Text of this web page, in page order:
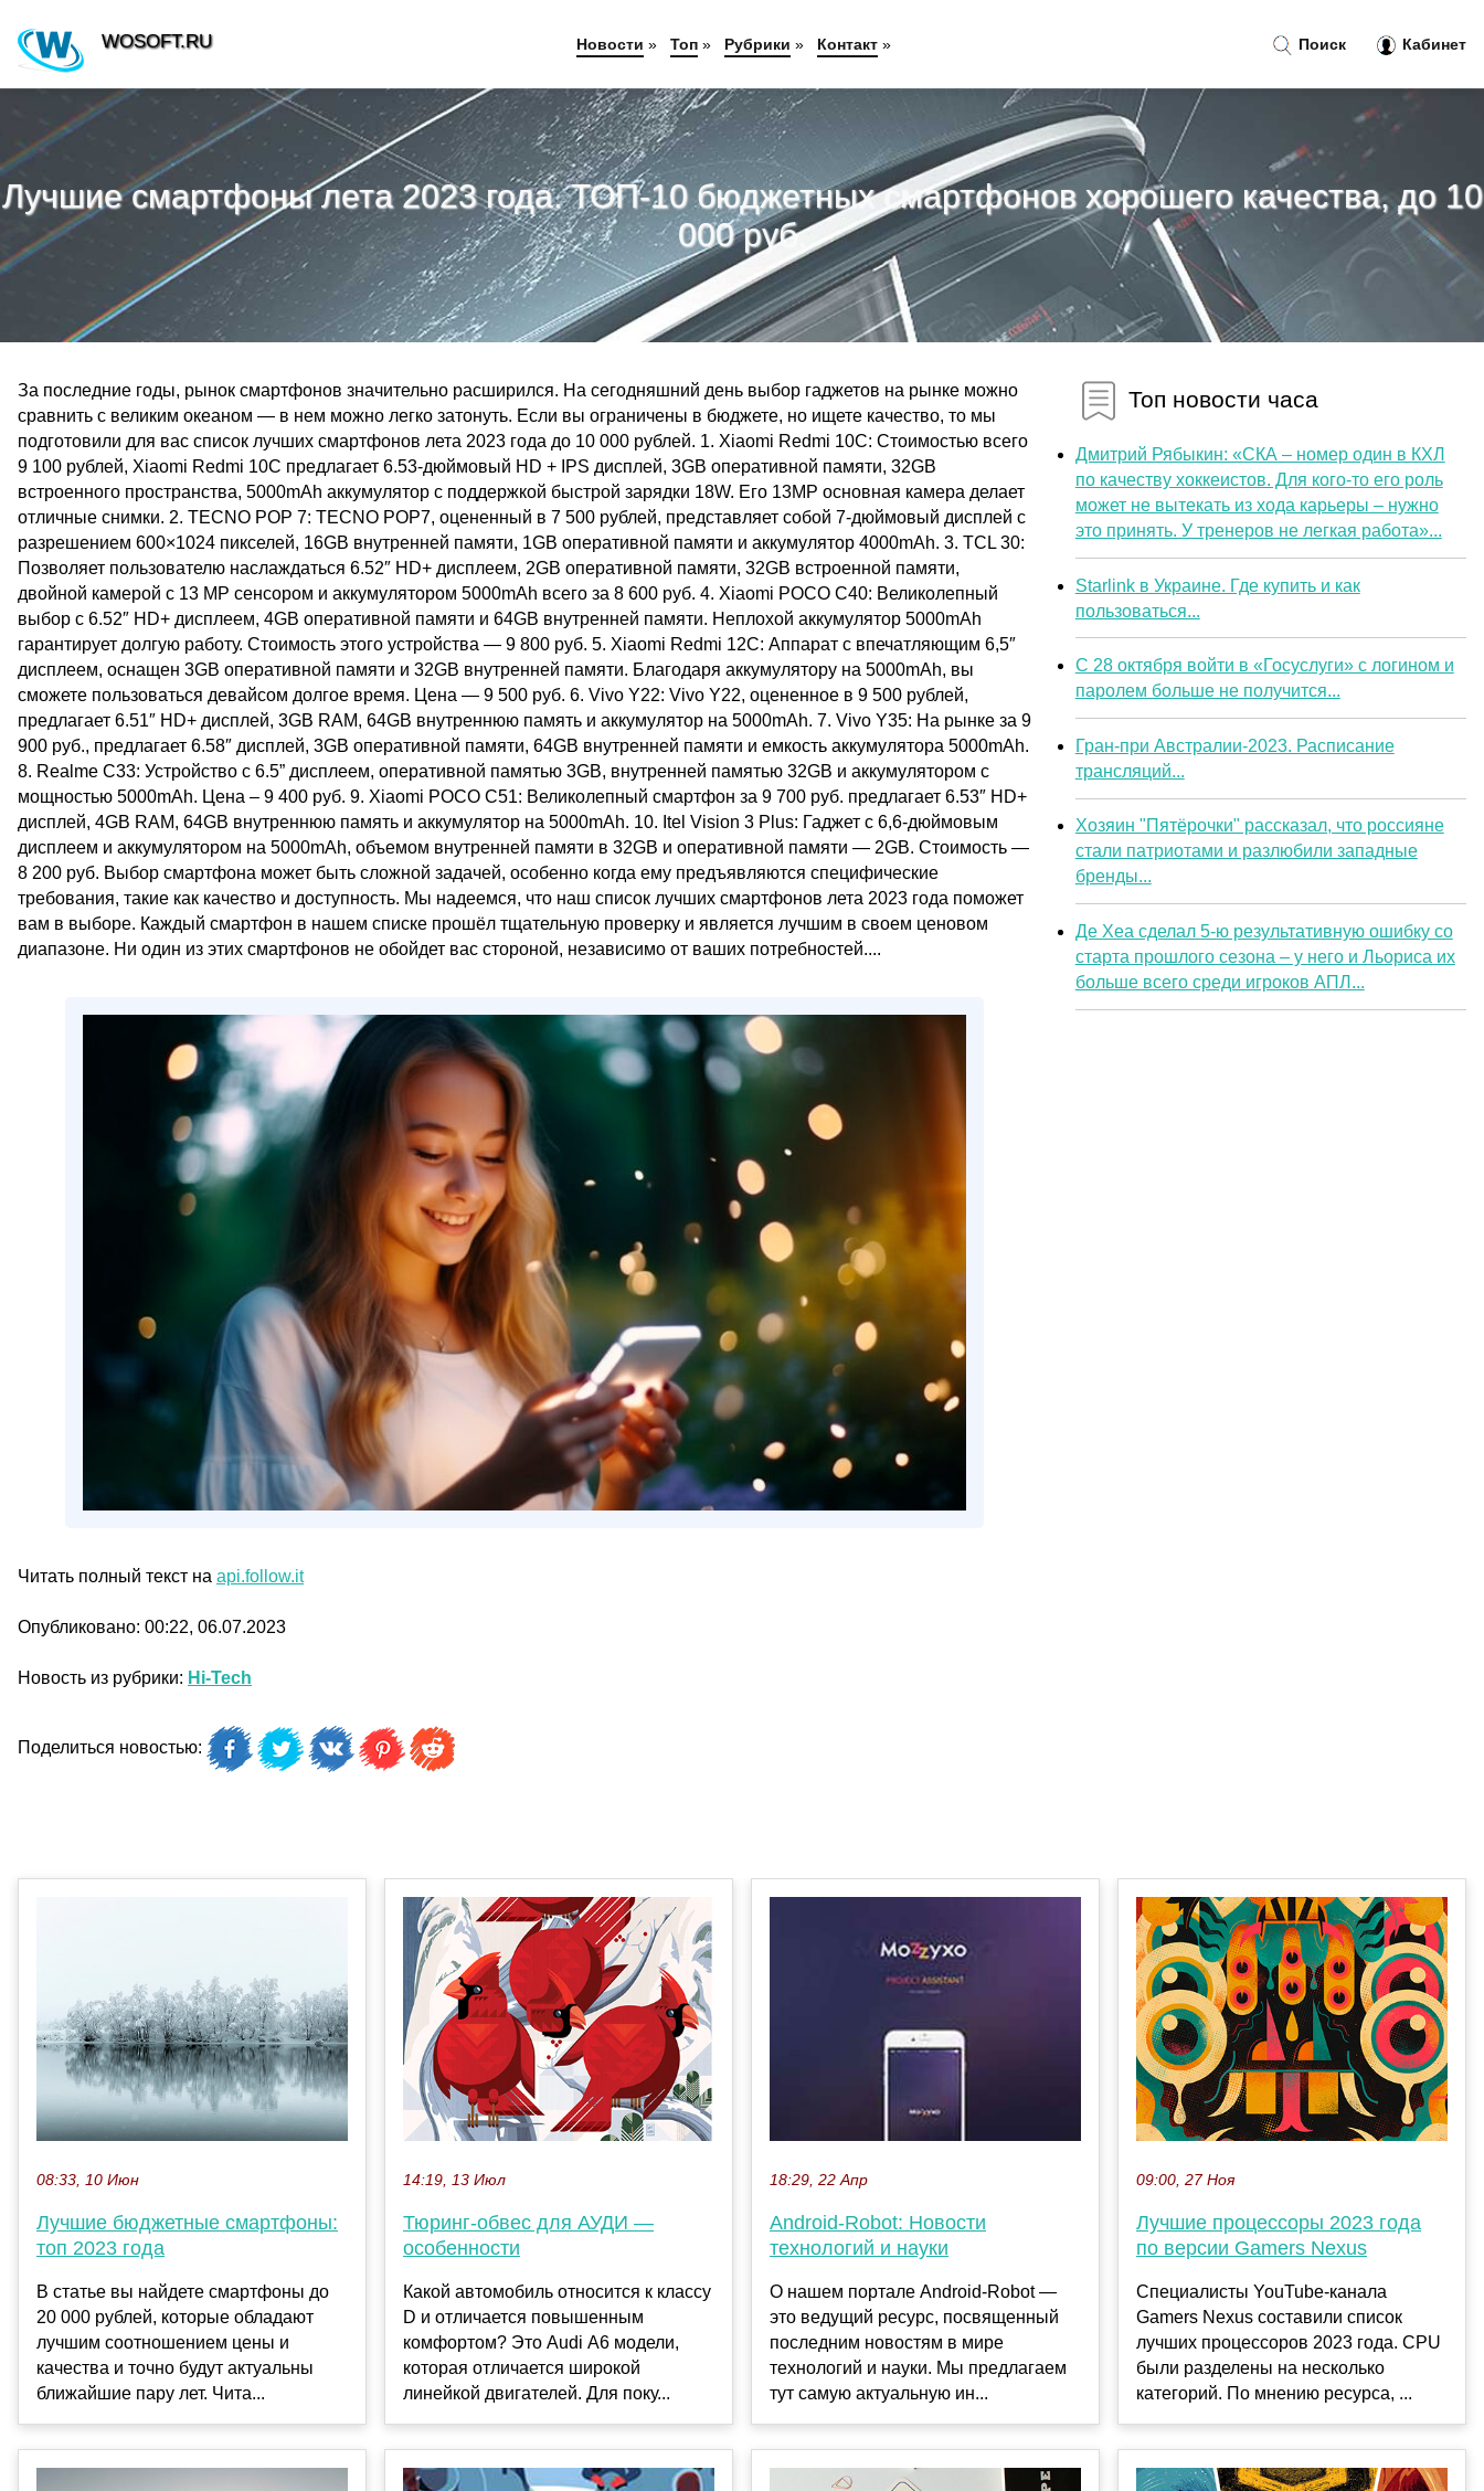
Лучшие смартфоны лета 2023 года. ТОП-10 бюджетных смартфонов хорошего качества, до 10
000 руб.
За последние годы, рынок смартфонов значительно расширился. На сегодняшний день выбор гаджетов на рынке можно
сравнить с великим океаном — в нем можно легко затонуть. Если вы ограничены в бюджете, но ищете качество, то мы
подготовили для вас список лучших смартфонов лета 2023 года до 10 000 рублей. 1. Xiaomi Redmi 10C: Стоимостью всего
9 100 рублей, Xiaomi Redmi 10C предлагает 6.53-дюймовый HD + IPS дисплей, 3GB оперативной памяти, 32GB
встроенного пространства, 5000mAh аккумулятор с поддержкой быстрой зарядки 18W. Его 13MP основная камера делает
отличные снимки. 2. TECNO POP 7: TECNO POP7, оцененный в 7 500 рублей, представляет собой 7-дюймовый дисплей с
разрешением 600×1024 пикселей, 16GB внутренней памяти, 1GB оперативной памяти и аккумулятор 4000mAh. 3. TCL 30:
Позволяет пользователю наслаждаться 6.52″ HD+ дисплеем, 2GB оперативной памяти, 32GB встроенной памяти,
двойной камерой с 13 MP сенсором и аккумулятором 5000mAh всего за 8 600 руб. 4. Xiaomi POCO C40: Великолепный
выбор с 6.52″ HD+ дисплеем, 4GB оперативной памяти и 64GB внутренней памяти. Неплохой аккумулятор 5000mAh
гарантирует долгую работу. Стоимость этого устройства — 9 800 руб. 5. Xiaomi Redmi 12C: Аппарат с впечатляющим 6,5″
дисплеем, оснащен 3GB оперативной памяти и 32GB внутренней памяти. Благодаря аккумулятору на 5000mAh, вы
сможете пользоваться девайсом долгое время. Цена — 9 500 руб. 6. Vivo Y22: Vivo Y22, оцененное в 9 500 рублей,
предлагает 6.51″ HD+ дисплей, 3GB RAM, 64GB внутреннюю память и аккумулятор на 5000mAh. 7. Vivo Y35: На рынке за 9
900 руб., предлагает 6.58″ дисплей, 3GB оперативной памяти, 64GB внутренней памяти и емкость аккумулятора 5000mAh.
8. Realme C33: Устройство с 6.5” дисплеем, оперативной памятью 3GB, внутренней памятью 32GB и аккумулятором с
мощностью 5000mAh. Цена – 9 400 руб. 9. Xiaomi POCO C51: Великолепный смартфон за 9 700 руб. предлагает 6.53″ HD+
дисплей, 4GB RAM, 64GB внутреннюю память и аккумулятор на 5000mAh. 10. Itel Vision 3 Plus: Гаджет с 6,6-дюймовым
дисплеем и аккумулятором на 5000mAh, объемом внутренней памяти в 32GB и оперативной памяти — 2GB. Стоимость —
8 200 руб. Выбор смартфона может быть сложной задачей, особенно когда ему предъявляются специфические
требования, такие как качество и доступность. Мы надеемся, что наш список лучших смартфонов лета 2023 года поможет
вам в выборе. Каждый смартфон в нашем списке прошёл тщательную проверку и является лучшим в своем ценовом
диапазоне. Ни один из этих смартфонов не обойдет вас стороной, независимо от ваших потребностей....
Читать полный текст на api.follow.it
Опубликовано: 00:22, 06.07.2023
Новость из рубрики: Hi-Tech
Поделиться новостью:
Топ новости часа
Дмитрий Рябыкин: «СКА – номер один в КХЛ
по качеству хоккеистов. Для кого-то его роль
может не вытекать из хода карьеры – нужно
это принять. У тренеров не легкая работа»...
Starlink в Украине. Где купить и как
пользоваться...
С 28 октября войти в «Госуслуги» с логином и
паролем больше не получится...
Гран-при Австралии-2023. Расписание
трансляций...
Хозяин "Пятёрочки" рассказал, что россияне
стали патриотами и разлюбили западные
бренды...
Де Хеа сделал 5-ю результативную ошибку со
старта прошлого сезона – у него и Льориса их
больше всего среди игроков АПЛ...
08:33, 10 Июн
Лучшие бюджетные смартфоны:
топ 2023 года
В статье вы найдете смартфоны до
20 000 рублей, которые обладают
лучшим соотношением цены и
качества и точно будут актуальны
ближайшие пару лет. Чита...
14:19, 13 Июл
Тюринг-обвес для АУДИ —
особенности
Какой автомобиль относится к классу
D и отличается повышенным
комфортом? Это Audi А6 модели,
которая отличается широкой
линейкой двигателей. Для поку...
18:29, 22 Апр
Android-Robot: Новости
технологий и науки
О нашем портале Android-Robot —
это ведущий ресурс, посвященный
последним новостям в мире
технологий и науки. Мы предлагаем
тут самую актуальную ин...
09:00, 27 Ноя
Лучшие процессоры 2023 года
по версии Gamers Nexus
Специалисты YouTube-канала
Gamers Nexus составили список
лучших процессоров 2023 года. CPU
были разделены на несколько
категорий. По мнению ресурса, ...
Поиск Кабинет
WOSOFT.RU Новости » Топ» Рубрики » Контакт»